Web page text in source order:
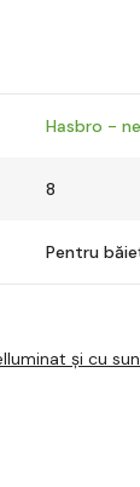
Hasbro -
8
Pentru
Iluminat și cu